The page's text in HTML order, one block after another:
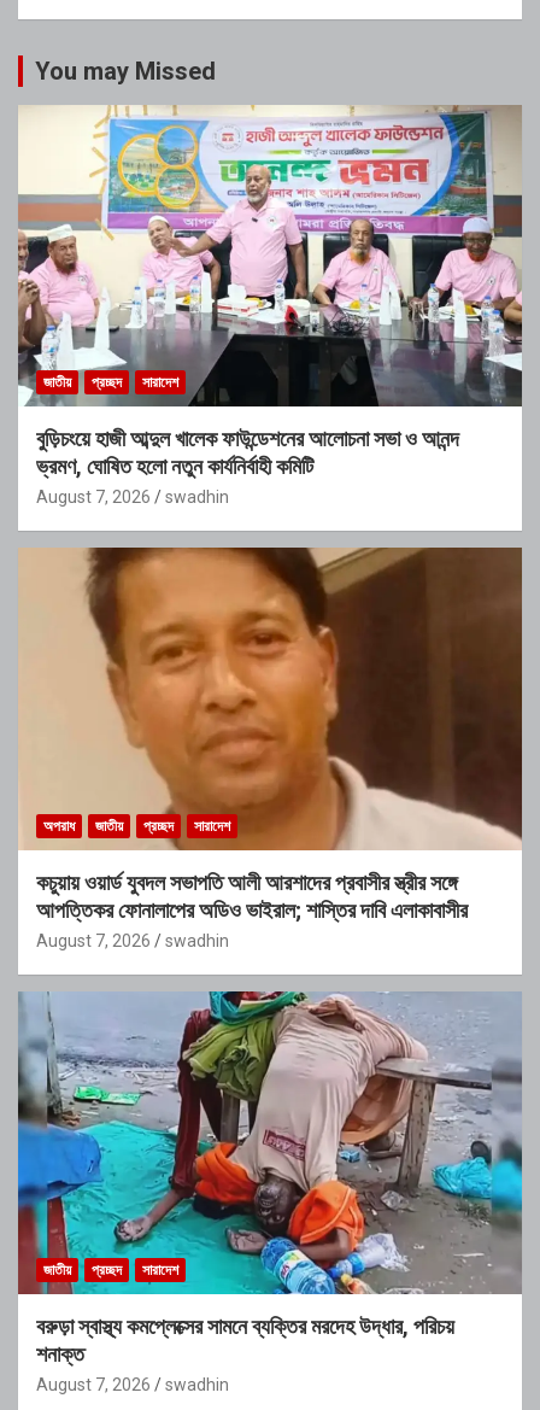
You may Missed
জাতীয় প্রচ্ছদ সারাদেশ
বুড়িচংয়ে হাজী আব্দুল খালেক ফাউন্ডেশনের আলোচনা সভা ও আনন্দ
ভ্রমণ, ঘোষিত হলো নতুন কার্যনির্বাহী কমিটি
August 7, 2026 swadhin
অপরাধ জাতীয় প্রচ্ছদ সারাদেশ
কচুয়ায় ওয়ার্ড যুবদল সভাপতি আলী আরশাদের প্রবাসীর স্ত্রীর সঙ্গে
আপত্তিকর ফোনালাপের অডিও ভাইরাল; শাস্তির দাবি এলাকাবাসীর
August 7, 2026 swadhin
জাতীয় প্রচ্ছদ সারাদেশ
বরুড়া স্বাস্থ্য কমপ্লেক্সের সামনে ব্যক্তির মরদেহ উদ্ধার, পরিচয়
শনাক্ত
August 7, 2026 swadhin